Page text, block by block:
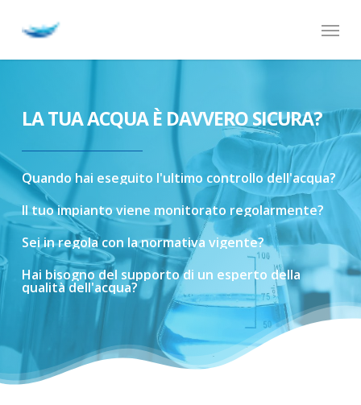
Menu
LA TUA ACQUA È DAVVERO SICURA?
Quando hai eseguito l'ultimo controllo dell'acqua?
Il tuoimpianto viene monitorato regolarmente?
Seiinregola con lanormativa vigente?
Hai bisognodel supportodi un esperto della
qualitàdell'acqua?